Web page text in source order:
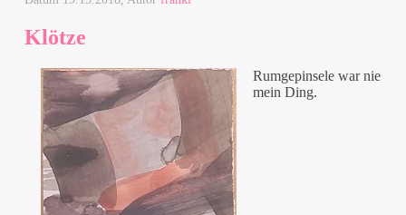
Klötze
Rumgepinsele war nie
mein Ding.